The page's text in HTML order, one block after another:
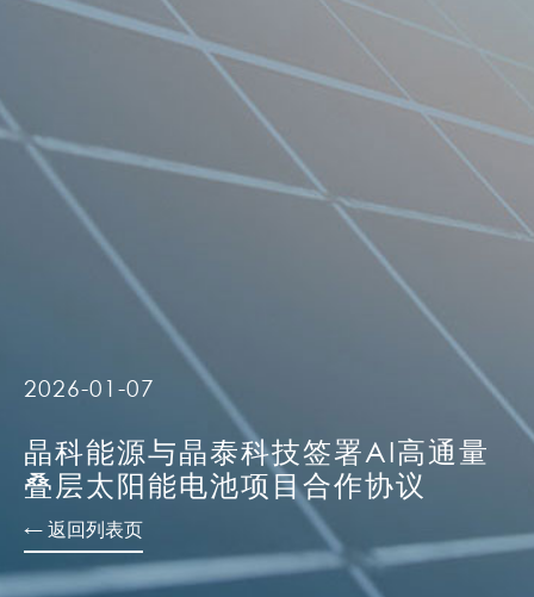
2026-01-07
晶科能源与晶泰科技签署AI高通量
叠层太阳能电池项目合作协议
← 返回列表页